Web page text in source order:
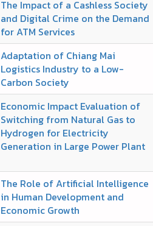
The Impact of a Cashless Society
and Digital Crime on the Demand
for ATM Services
Adaptation of Chiang Mai
Logistics Industry to a Low-
Carbon Society
Economic Impact Evaluation of
Switching from Natural Gas to
Hydrogen for Electricity
Generation in Large Power Plant
The Role of Artificial Intelligence
in Human Development and
Economic Growth